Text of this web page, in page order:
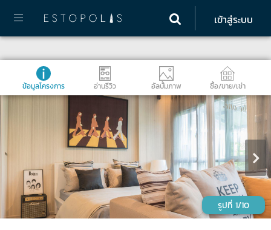
เข้าสู่ระบบ
ข้อมูลโครงการ อ่านรีวิว อัลบั้มภาพ ซื้อ/ขาย/เช่า
1/10